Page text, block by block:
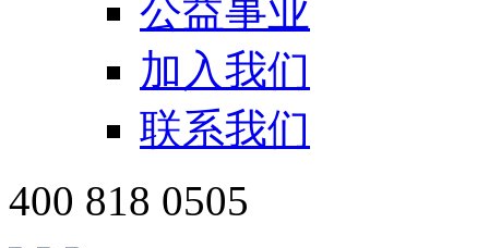
公益事业
加入我们
联系我们
400 818 0505